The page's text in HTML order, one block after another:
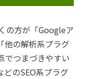
の方が「Googleア
他の解析系プラグ
でつまづきやすい
どのSEO系プラグ